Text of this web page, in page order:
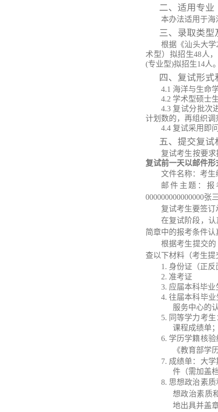
二、适用专业
本办法适用于
三、录取类型
根据《汕头大学
术型） 拟招生48人，
(专业型)拟招生14人
四、复试形式
4.1 海洋与生命
4.2 学术型硕士
4.3 复试分批次
计划数的，再组织调
4.4 复试采用即
五、提交复试
复试考生按要
复试前一天以邮件
文件名称：考生
邮件主题：
000000000000000张
复试考生要签
在复试阶段，
简章中的报考条件
根据考生提交
查以下材料（考生
1. 身份证（正
2. 准考证
3. 应届本科毕
4.往届本科毕
服务中心的
5. 同等学力考
课程成绩单
6. 学历学籍核
《教育部学
7. 成绩单：大
件（需加盖
8. 思想政治素
想政治素质
地出具并盖